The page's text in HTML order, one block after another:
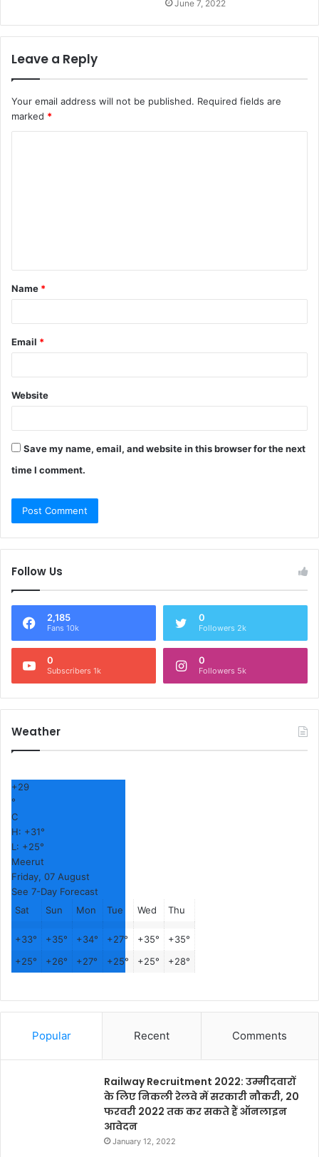
June 7, 2022
Leave a Reply
Your email address will not be published. Required fields are
marked *
t
*
Name *
Email *
Website
Save my name, email, and website in this browser for the next
time I comment.
Follow Us
2,185
Fans 10k
0
Followers 2k
0
Subscribers 1k
0
Followers 5k
Weather
+29
°
C
H: +31°
L: +25°
Meerut
Friday, 07 August
See 7-Day Forecast
Sat
Sun Mon Tue Wed Thu
+33° +35° +34° +27° +35° +35°
+25° +26° +27° +25° +25° +28°
Popular Recent Comments
Railway Recruitment 2022: उम्मीदवारों
के लिए निकली रेलवे में सरकारी नौकरी, 20
फरवरी 2022 तक कर सकते हैं ऑनलाइन
आवेदन
January 12, 2022